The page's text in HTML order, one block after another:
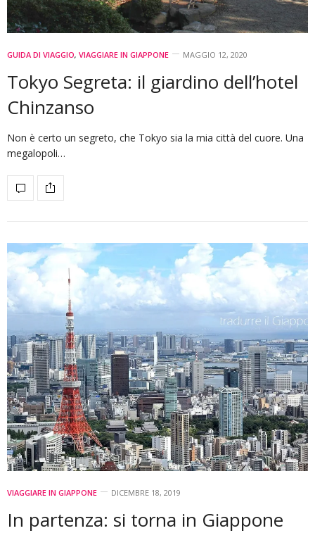
GUIDA DI VIAGGIO, VIAGGIARE IN GIAPPONE MAGGIO 12, 2020
Tokyo Segreta: il giardino dell’hotel
Chinzanso
Non è certo un segreto, che Tokyo sia la mia città del cuore. Una
megalopoli…
VIAGGIARE IN GIAPPONE DICEMBRE 18, 2019
In partenza: si torna in Giappone